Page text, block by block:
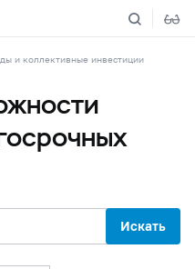
и коллективные инвестиции
Искать